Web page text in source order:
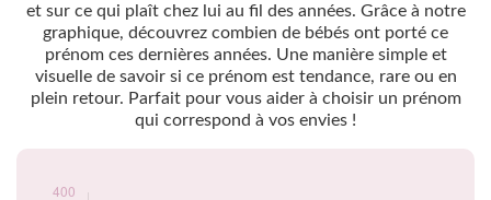
et sur ce qui plaît chez lui au fil des années. Grâce à notre
graphique, découvrez combien de bébés ont porté ce
prénom ces dernières années. Une manière simple et
visuelle de savoir si ce prénom est tendance, rare ou en
plein retour. Parfait pour vous aider à choisir un prénom
qui correspond à vos envies !
2011
145
2012
165
2013
155
2014
185
2015
145